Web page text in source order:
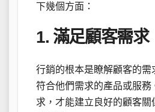
下幾個方面：
1. 滿足顧客需求
行銷的根本是瞭解顧客的需
符合他們需求的產品或服務
求，才能建立良好的顧客關